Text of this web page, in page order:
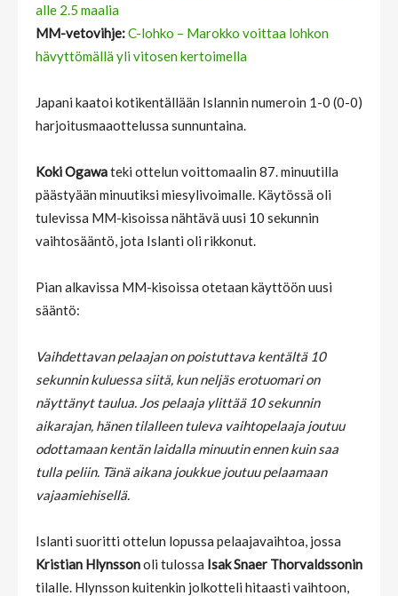
alle 2.5 maalia
MM-vetovihje:C-lohko – Marokko voittaa lohkon
hävyttömällä yli vitosen kertoimella
Japani kaatoi kotikentällään Islannin numeroin 1-0 (0-0)
harjoitusmaaottelussa sunnuntaina.
Koki Ogawateki ottelun voittomaalin 87. minuutilla
päästyään minuutiksi miesylivoimalle. Käytössä oli
tulevissa MM-kisoissa nähtävä uusi 10 sekunnin
vaihtosääntö, jota Islanti oli rikkonut.
Pian alkavissa MM-kisoissa otetaan käyttöön uusi
sääntö:
Vaihdettavan pelaajan on poistuttava kentältä 10
sekunnin kuluessa siitä, kun neljäs erotuomari on
näyttänyt taulua. Jos pelaaja ylittää 10 sekunnin
aikarajan, hänen tilalleen tuleva vaihtopelaaja joutuu
odottamaan kentän laidalla minuutin ennen kuin saa
tulla peliin. Tänä aikana joukkue joutuu pelaamaan
vajaamiehisellä.
Islanti suoritti ottelun lopussa pelaajavaihtoa, jossa
Kristian Hlynssonoli tulossa Isak Snaer Thorvaldssonin
tilalle. Hlynsson kuitenkin jolkotteli hitaasti vaihtoon,